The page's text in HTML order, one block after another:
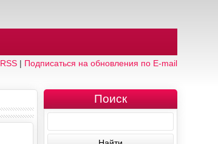
RSS| Подписаться на обновления по E-mail
Поиск